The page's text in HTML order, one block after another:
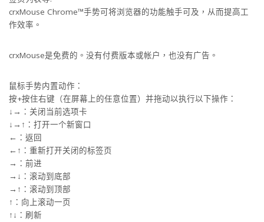
crxMouse Chrome™手势可将浏览器的功能触手可及，从而提高工
作效率。
crxMouse是免费的。没有付费版本或帐户，也没有广告。
鼠标手势内置动作：
按+按住右键（在屏幕上的任意位置）并拖动以执行以下操作：
↓→：关闭当前选项卡
↓→↑：打开一个新窗口
←：返回
←↑：重新打开关闭的标签页
→：前进
→↓：滚动到底部
→↑：滚动到顶部
↑：向上滚动一页
↑↓：刷新